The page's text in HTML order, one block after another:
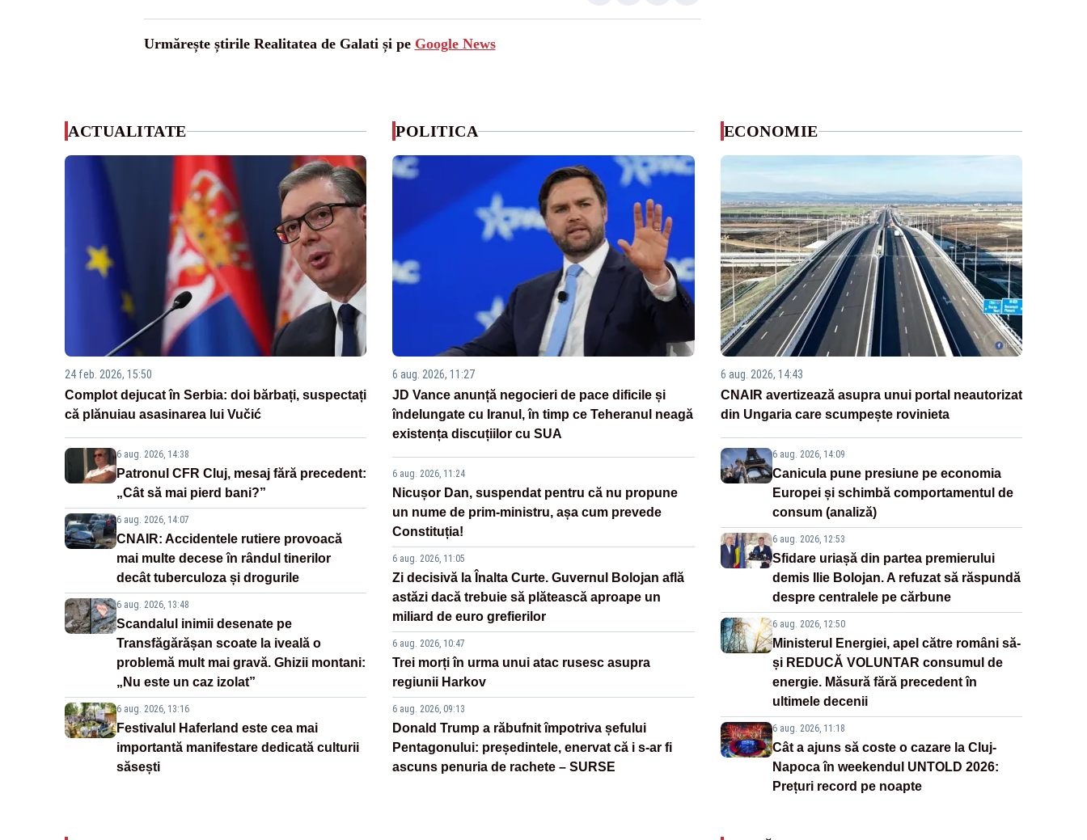
Urmărește știrile Realitatea de Galati și pe Google News
ACTUALITATE
24 feb. 2026, 15:50
Complot dejucat în Serbia: doi bărbați, suspectați
că plănuiau asasinarea lui Vučić
6 aug. 2026, 14:38
Patronul CFR Cluj, mesaj fără precedent:
„Cât să mai pierd bani?”
6 aug. 2026, 14:07
CNAIR: Accidentele rutiere provoacă
mai multe decese în rândul tinerilor
decât tuberculoza și drogurile
6 aug. 2026, 13:48
Scandalul inimii desenate pe
Transfăgărășan scoate la iveală o
problemă mult mai gravă. Ghizii montani:
„Nu este un caz izolat”
6 aug. 2026, 13:16
Festivalul Haferland este cea mai
importantă manifestare dedicată culturii
săsești
POLITICA
6 aug. 2026, 11:27
JD Vance anunță negocieri de pace dificile și
îndelungate cu Iranul, în timp ce Teheranul neagă
existența discuțiilor cu SUA
6 aug. 2026, 11:24
Nicușor Dan, suspendat pentru că nu propune
un nume de prim-ministru, așa cum prevede
Constituția!
6 aug. 2026, 11:05
Zi decisivă la Înalta Curte. Guvernul Bolojan află
astăzi dacă trebuie să plătească aproape un
miliard de euro grefierilor
6 aug. 2026, 10:47
Trei morți în urma unui atac rusesc asupra
regiunii Harkov
6 aug. 2026, 09:13
Donald Trump a răbufnit împotriva șefului
Pentagonului: președintele, enervat că i s-ar fi
ascuns penuria de rachete – SURSE
ECONOMIE
6 aug. 2026, 14:43
CNAIR avertizează asupra unui portal neautorizat
din Ungaria care scumpește rovinieta
6 aug. 2026, 14:09
Canicula pune presiune pe economia
Europei și schimbă comportamentul de
consum (analiză)
6 aug. 2026, 12:53
Sfidare uriașă din partea premierului
demis Ilie Bolojan. A refuzat să răspundă
despre centralele pe cărbune
6 aug. 2026, 12:50
Ministerul Energiei, apel către români să-
și REDUCĂ VOLUNTAR consumul de
energie. Măsură fără precedent în
ultimele decenii
6 aug. 2026, 11:18
Cât a ajuns să coste o cazare la Cluj-
Napoca în weekendul UNTOLD 2026:
Prețuri record pe noapte